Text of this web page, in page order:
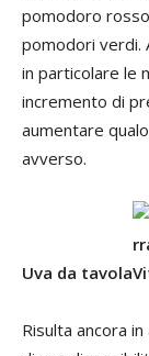
pomodoro
pomodori verdi.
in particolare le
incremento di
aumentare
avverso.
Uva da tavola
Risulta ancora